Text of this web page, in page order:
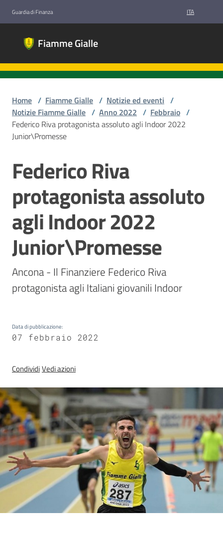
Guardia di Finanza ITA
Fiamme Gialle
Gialle
Gruppi
Sportivi
Finanza
Chi
Discipline
Sezioni
giovanili
Paralimpico
Notizie
ed
ANFI
Atleti
Medagliere
Fiamme
Gialle
Seguici
Home / Fiamme Gialle / Notizie ed eventi /
Notizie Fiamme Gialle / Anno 2022 / Febbraio /
Federico Riva protagonista assoluto agli Indoor 2022
Junior\Promesse
Salta al contenuto
Federico Riva
protagonista assoluto
agli Indoor 2022
Junior\Promesse
Ancona - Il Finanziere Federico Riva
protagonista agli Italiani giovanili Indoor
Data di pubblicazione:
07 febbraio 2022
CondividiVedi azioni